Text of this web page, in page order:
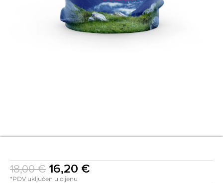
18,00€ 16,20 €
*PDV uključen u cijenu